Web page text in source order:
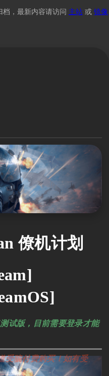
档，最新内容请访问 主站 或 镜像
僚机计划
试版，目前需要登录才能
受骗付费购买！如有受